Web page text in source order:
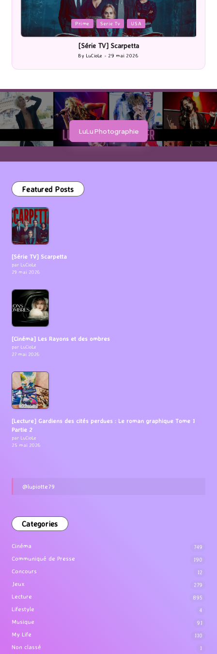
Posted
in
Prime Serie Tv USA
[Série TV] Scarpetta
Posted
by
By LuCioLe 29 mai 2026
LuLu Photographie
Featured Posts
[Série TV] Scarpetta
par LuCioLe
29 mai 2026
[Cinéma] Les Rayons et des ombres
par LuCioLe
27 mai 2026
[Lecture] Gardiens des cités perdues : Le roman graphique Tome 1
Partie 2
par LuCioLe
25 mai 2026
@lupiotte79
Categories
Cinéma 749
Communiqué de Presse 190
Concours 12
Jeux 279
Lecture 895
Lifestyle 4
Musique 91
My Life 110
Non classé 1